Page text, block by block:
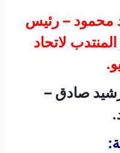
محمود – رئيس
لاتحاد
صادق –